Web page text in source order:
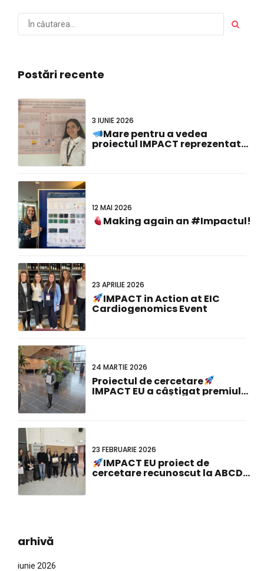
Postări recente
3 IUNIE 2026
Mare pentru a vedea
proiectul IMPACT reprezentat
12 MAI 2026
Making again an #Impactul!
23 APRILIE 2026
IMPACT in Action at EIC
Cardiogenomics Event
24 MARTIE 2026
Proiectul de cercetare
IMPACT EU a câștigat premiul
23 FEBRUARIE 2026
IMPACT EU proiect de
cercetare recunoscut la ABCD-
arhivă
iunie 2026